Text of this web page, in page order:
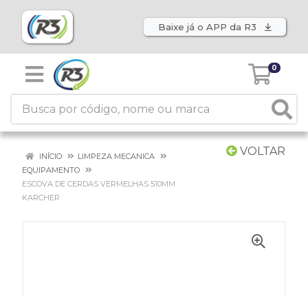
Baixe já o APP da R3
0
VOLTAR
INÍCIO
LIMPEZA MECANICA
EQUIPAMENTO
ESCOVA DE CERDAS VERMELHAS 510MM
KARCHER